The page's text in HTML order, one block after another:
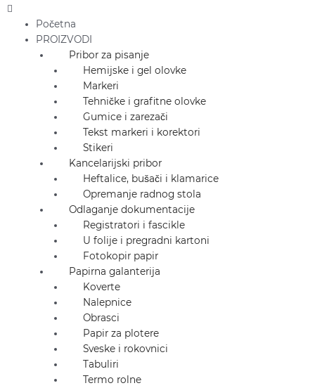
Main
Menu
Početna
PROIZVODI
Pribor za pisanje
Hemijske i gel olovke
Markeri
Tehničke i grafitne olovke
Gumice i zarezači
Tekst markeri i korektori
Stikeri
Kancelarijski pribor
Heftalice, bušači i klamarice
Opremanje radnog stola
Odlaganje dokumentacije
Registratori i fascikle
U folije i pregradni kartoni
Fotokopir papir
Papirna galanterija
Koverte
Nalepnice
Obrasci
Papir za plotere
Sveske i rokovnici
Tabuliri
Termo rolne